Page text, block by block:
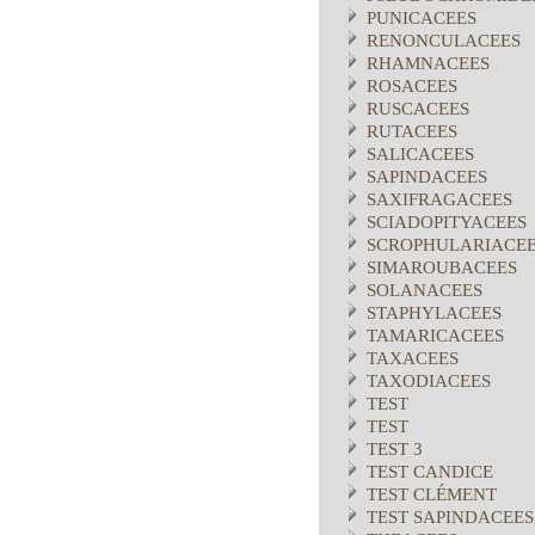
PUNICACEES
RENONCULACEES
RHAMNACEES
ROSACEES
RUSCACEES
RUTACEES
SALICACEES
SAPINDACEES
SAXIFRAGACEES
SCIADOPITYACEES
SIMAROUBACEES
SOLANACEES
STAPHYLACEES
TAMARICACEES
TAXACEES
TAXODIACEES
TEST
TEST
TEST 3
TEST CANDICE
TEST CLÉMENT
TEST